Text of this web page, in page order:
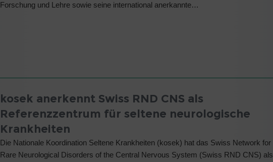
Forschung und Lehre sowie seine international anerkannte…
kosek anerkennt Swiss RND CNS als
Referenzzentrum für seltene neurologische
Krankheiten
Die Nationale Koordination Seltene Krankheiten (kosek) hat das Swiss Network for
Rare Neurological Disorders of the Central Nervous System (Swiss RND CNS) als